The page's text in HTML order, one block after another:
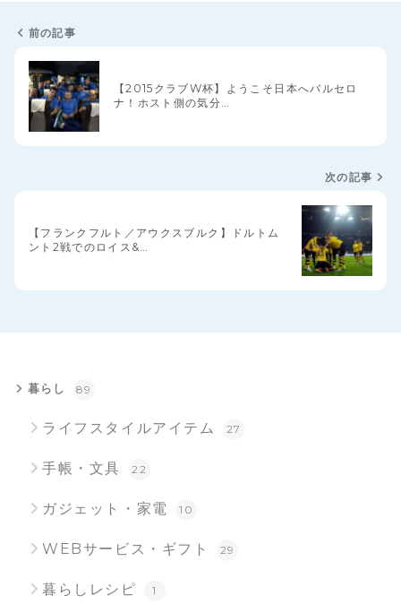
前の記事
【2015クラブW杯】ようこそ日本へバルセロ
ナ！ホスト側の気分…
次の記事
【フランクフルト／アウクスブルク】ドルトム
ント2戦でのロイス&…
暮らし 89
ライフスタイルアイテム 27
手帳・文具 22
ガジェット・家電 10
WEBサービス・ギフト 29
暮らしレシピ 1